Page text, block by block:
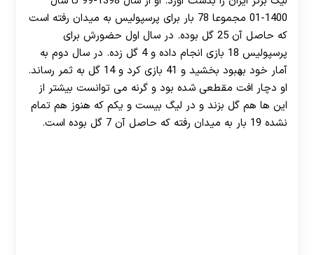
1400-01 مجموعا 78 بار برای پرسپولیس به میدان رفته است
که حاصل آن 25 گل بوده. در سال اول حضورش برای
پرسپولیس 18 بازی انجام داده و 4 گل زده. در سال دوم به
آمار خود بهبود بخشید و 41 بازی کرد و 14 گل به ثمر رساند.
او دچار افت مقطعی شده بود و گرنه می توانست بیشتر از
این ها هم گل بزند و در لیگ بیست و یکم که هنوز هم تمام
نشده 19 بار به میدان رفته که حاصل آن 7 گل بوده است.